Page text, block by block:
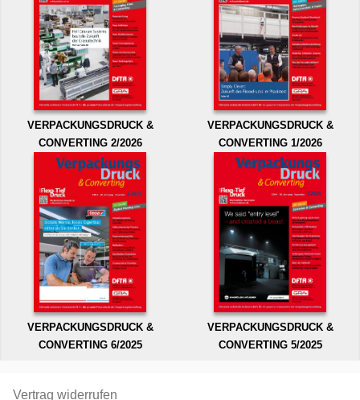
VERPACKUNGSDRUCK &
CONVERTING 2/2026
VERPACKUNGSDRUCK &
CONVERTING 1/2026
VERPACKUNGSDRUCK &
CONVERTING 6/2025
VERPACKUNGSDRUCK &
CONVERTING 5/2025
Vertrag widerrufen